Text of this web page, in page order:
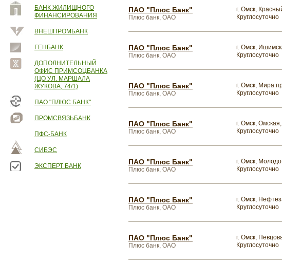
БАНК ЖИЛИЩНОГО
ФИНАНСИРОВАНИЯ
ВНЕШПРОМБАНК
ГЕНБАНК
ДОПОЛНИТЕЛЬНЫЙ
ОФИС ПРИМСОЦБАНКА
(ЦО УЛ. МАРШАЛА
ЖУКОВА, 74/1)
ПАО "ПЛЮС БАНК"
ПРОМСВЯЗЬБАНК
ПФС-БАНК
СИБЭС
ЭКСПЕРТ БАНК
ПАО "Плюс Банк"
Плюс банк, ОАО
г. Омск,
Круглосуточно
ПАО "Плюс Банк"
Плюс банк, ОАО
г. Омск,
Круглосуточно
ПАО "Плюс Банк"
Плюс банк, ОАО
г. Омск, Мира
Круглосуточно
ПАО "Плюс Банк"
Плюс банк, ОАО
г. Омск,
Круглосуточно
ПАО "Плюс Банк"
Плюс банк, ОАО
г. Омск,
Круглосуточно
ПАО "Плюс Банк"
Плюс банк, ОАО
г. Омск,
Круглосуточно
ПАО "Плюс Банк"
Плюс банк, ОАО
г. Омск,
Круглосуточно